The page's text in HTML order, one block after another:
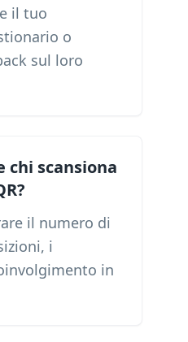
il tuo
o
sul loro
chi scansiona
il numero di
i
in